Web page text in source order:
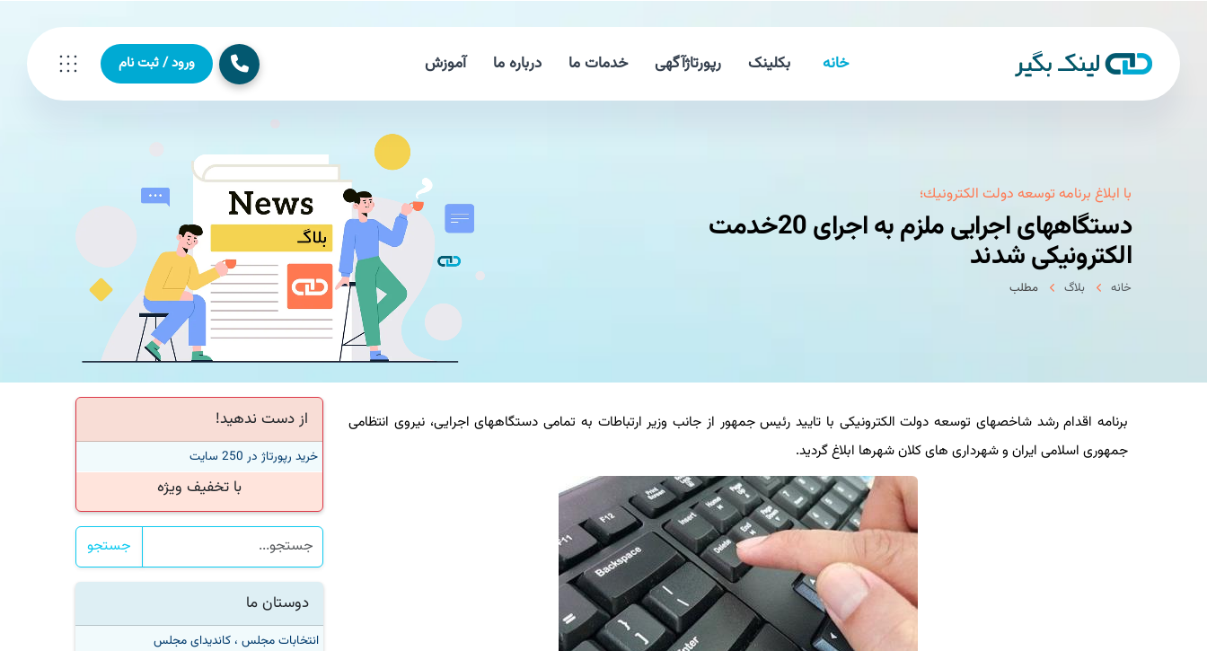
خانه بکلینک رپورتاژآگهی خدمات ما درباره ما آموزش ورود / ثبت نام
با ابلاغ برنامه توسعه دولت الكترونیك؛
دستگاههای اجرایی ملزم به اجرای 20خدمت
الكترونیكی شدند
خانه بلاگ مطلب
برنامه اقدام رشد شاخصهای توسعه دولت الکترونیکی با تایید رئیس جمهور از جانب وزیر ارتباطات به تمامی دستگاههای اجرایی، نیروی انتظامی
جمهوری اسلامی ایران و شهرداری های کلان شهرها ابلاغ گردید.
از دست ندهید!
خرید رپورتاژ در 250 سایت
با تخفیف ویژه
جستجو
دوستان ما
انتخابات مجلس ، کاندیدای مجلس